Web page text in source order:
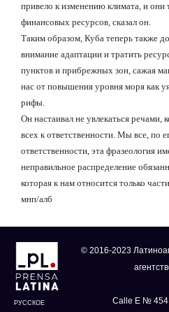
привело к изменению климата, и
финансовых ресурсов, сказал он.
Таким образом, Куба теперь также
внимание адаптации и тратить
пунктов и прибрежных зон, сажая
нас от повышения уровня моря как
рифы.
Он настаивал не увлекаться речами,
всех к ответственности. Мы все, по
ответственности, эта фразеология
неправильное распределение
которая к нам относится только
мнп/алб
РУССКОЕ
© 2016-2023
Calle E №